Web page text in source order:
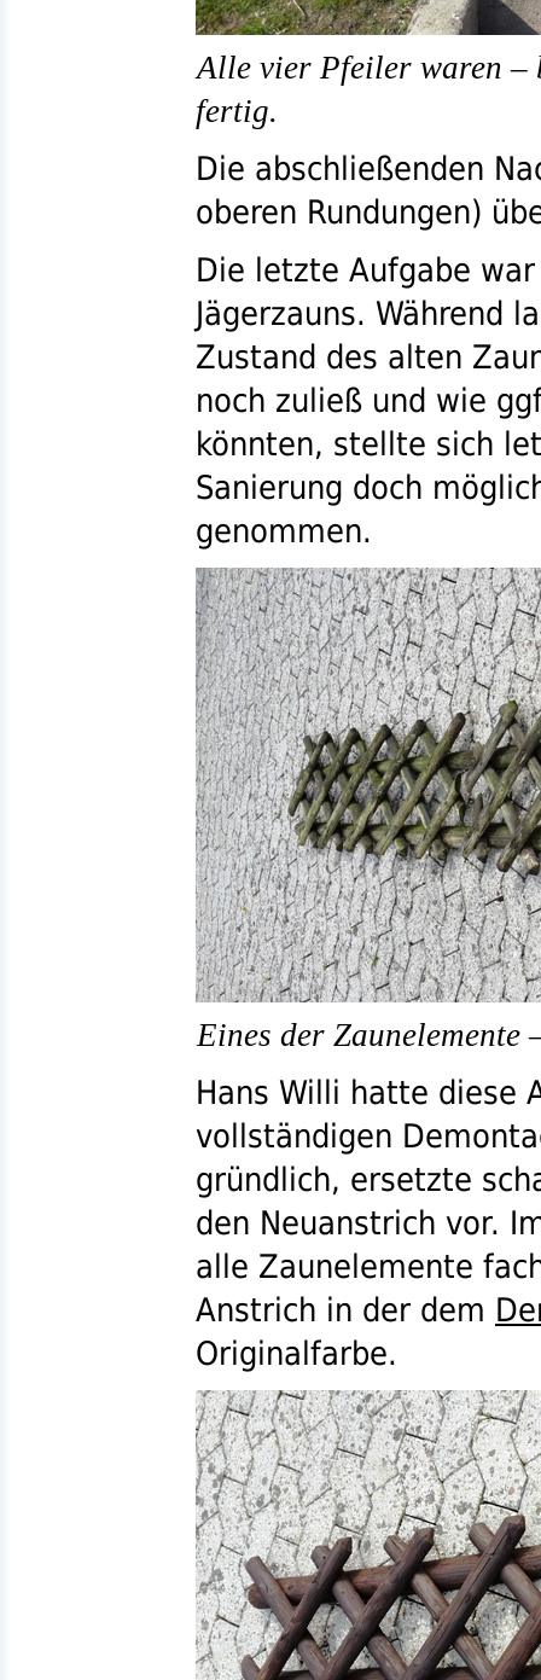
Alle vier Pfeiler waren –
fertig.
Die abschließenden
oberen Rundungen)
Die letzte Aufgabe
Jägerzauns. Während
Zustand des alten
noch zuließ und wie
könnten, stellte sich
Sanierung doch
genommen.
Eines der
Hans Willi hatte diese
vollständigen
gründlich, ersetzte
den Neuanstrich vor.
alle Zaunelemente
Anstrich in der dem
Originalfarbe.